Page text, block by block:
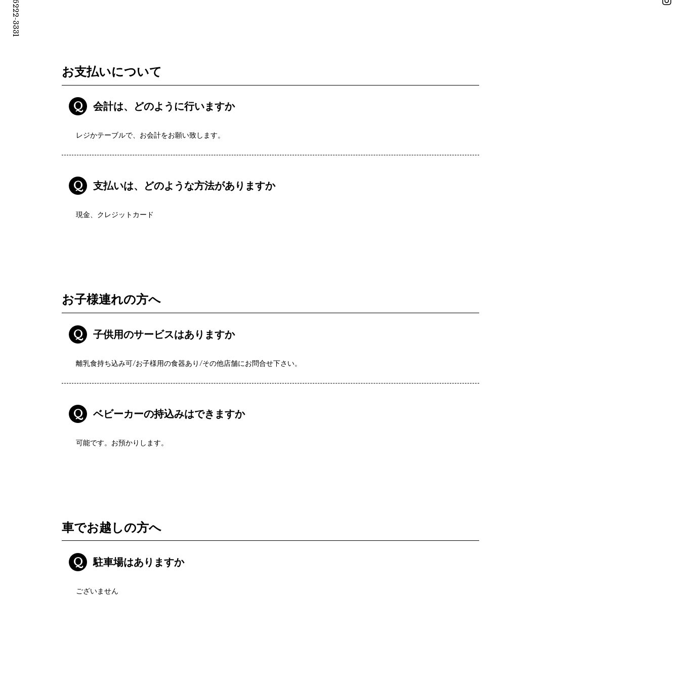
お支払いについて
Q 会計は、どのように行いますか
レジかテーブルで、お会計をお願い致します。
Q 支払いは、どのような方法がありますか
現金、クレジットカード
お子様連れの方へ
Q 子供用のサービスはありますか
離乳食持ち込み可/お子様用の食器あり/その他店舗にお問合せ下さい。
Q ベビーカーの持込みはできますか
可能です。お預かりします。
車でお越しの方へ
Q 駐車場はありますか
ございません